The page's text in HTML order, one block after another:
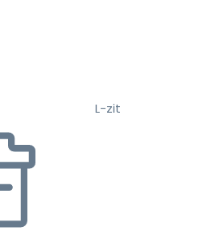
L-zit